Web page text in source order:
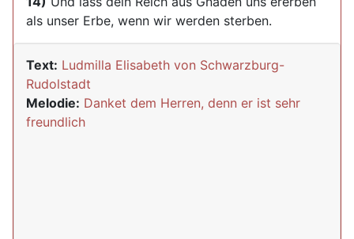
als unser Erbe, wenn wir werden sterben.
Text: Ludmilla Elisabeth von Schwarzburg-
Rudolstadt
Melodie: Danket dem Herren, denn er ist sehr
freundlich